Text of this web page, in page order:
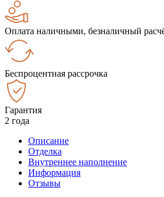
Оплата наличными, безналичный
Беспроцентная рассрочка
Гарантия
2 года
Описание
Отделка
Внутреннее наполнение
Информация
Отзывы